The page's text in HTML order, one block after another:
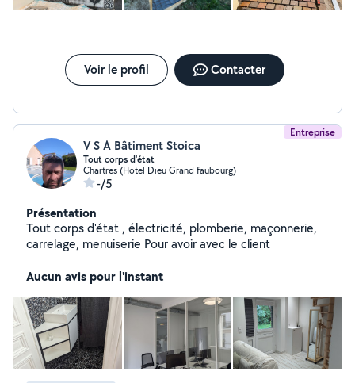
Voir le profil Contacter
Entreprise
V S A Bâtiment Stoica
Tout corps d'état
Chartres (Hotel Dieu Grand faubourg)
-/5
Présentation
Tout corps d'état , électricité, plomberie, maçonnerie,
carrelage, menuiserie Pour avoir avec le client
Aucun avis pour l'instant